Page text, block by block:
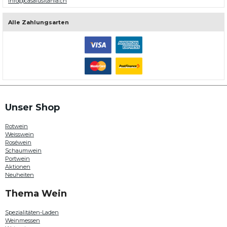
über
200
Weinen
aus
können
Sie
Weine
von
da
Plansel
,
Paulo
Laureano
,
Quinta do
oder
Family
Estates
entdecken.
Alle Zahlungsarten
Unser Shop
Rotwein
Weisswein
Roséwein
Schaumwein
Portwein
Aktionen
Neuheiten
Thema Wein
Spezialitäten-Laden
Weinmessen